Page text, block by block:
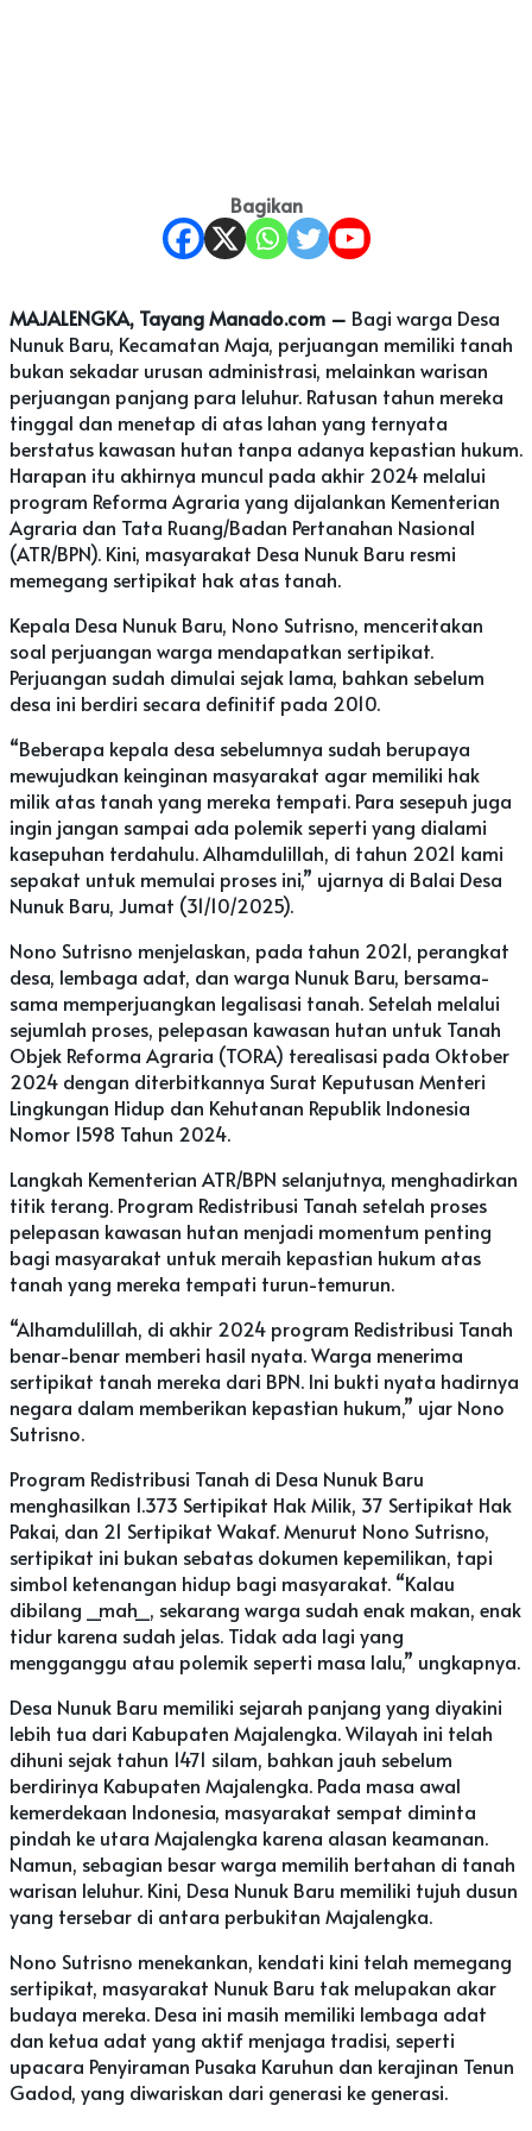
Bagikan
MAJALENGKA, Tayang Manado.com – Bagi warga Desa
Nunuk Baru, Kecamatan Maja, perjuangan memiliki tanah
bukan sekadar urusan administrasi, melainkan warisan
perjuangan panjang para leluhur. Ratusan tahun mereka
tinggal dan menetap di atas lahan yang ternyata
berstatus kawasan hutan tanpa adanya kepastian hukum.
Harapan itu akhirnya muncul pada akhir 2024 melalui
program Reforma Agraria yang dijalankan Kementerian
Agraria dan Tata Ruang/Badan Pertanahan Nasional
(ATR/BPN). Kini, masyarakat Desa Nunuk Baru resmi
memegang sertipikat hak atas tanah.
Kepala Desa Nunuk Baru, Nono Sutrisno, menceritakan
soal perjuangan warga mendapatkan sertipikat.
Perjuangan sudah dimulai sejak lama, bahkan sebelum
desa ini berdiri secara definitif pada 2010.
“Beberapa kepala desa sebelumnya sudah berupaya
mewujudkan keinginan masyarakat agar memiliki hak
milik atas tanah yang mereka tempati. Para sesepuh juga
ingin jangan sampai ada polemik seperti yang dialami
kasepuhan terdahulu. Alhamdulillah, di tahun 2021 kami
sepakat untuk memulai proses ini,” ujarnya di Balai Desa
Nunuk Baru, Jumat (31/10/2025).
Nono Sutrisno menjelaskan, pada tahun 2021, perangkat
desa, lembaga adat, dan warga Nunuk Baru, bersama-
sama memperjuangkan legalisasi tanah. Setelah melalui
sejumlah proses, pelepasan kawasan hutan untuk Tanah
Objek Reforma Agraria (TORA) terealisasi pada Oktober
2024 dengan diterbitkannya Surat Keputusan Menteri
Lingkungan Hidup dan Kehutanan Republik Indonesia
Nomor 1598 Tahun 2024.
Langkah Kementerian ATR/BPN selanjutnya, menghadirkan
titik terang. Program Redistribusi Tanah setelah proses
pelepasan kawasan hutan menjadi momentum penting
bagi masyarakat untuk meraih kepastian hukum atas
tanah yang mereka tempati turun-temurun.
“Alhamdulillah, di akhir 2024 program Redistribusi Tanah
benar-benar memberi hasil nyata. Warga menerima
sertipikat tanah mereka dari BPN. Ini bukti nyata hadirnya
negara dalam memberikan kepastian hukum,” ujar Nono
Sutrisno.
Program Redistribusi Tanah di Desa Nunuk Baru
menghasilkan 1.373 Sertipikat Hak Milik, 37 Sertipikat Hak
Pakai, dan 21 Sertipikat Wakaf. Menurut Nono Sutrisno,
sertipikat ini bukan sebatas dokumen kepemilikan, tapi
simbol ketenangan hidup bagi masyarakat. “Kalau
dibilang _mah_, sekarang warga sudah enak makan, enak
tidur karena sudah jelas. Tidak ada lagi yang
mengganggu atau polemik seperti masa lalu,” ungkapnya.
Desa Nunuk Baru memiliki sejarah panjang yang diyakini
lebih tua dari Kabupaten Majalengka. Wilayah ini telah
dihuni sejak tahun 1471 silam, bahkan jauh sebelum
berdirinya Kabupaten Majalengka. Pada masa awal
kemerdekaan Indonesia, masyarakat sempat diminta
pindah ke utara Majalengka karena alasan keamanan.
Namun, sebagian besar warga memilih bertahan di tanah
warisan leluhur. Kini, Desa Nunuk Baru memiliki tujuh dusun
yang tersebar di antara perbukitan Majalengka.
Nono Sutrisno menekankan, kendati kini telah memegang
sertipikat, masyarakat Nunuk Baru tak melupakan akar
budaya mereka. Desa ini masih memiliki lembaga adat
dan ketua adat yang aktif menjaga tradisi, seperti
upacara Penyiraman Pusaka Karuhun dan kerajinan Tenun
Gadod, yang diwariskan dari generasi ke generasi.